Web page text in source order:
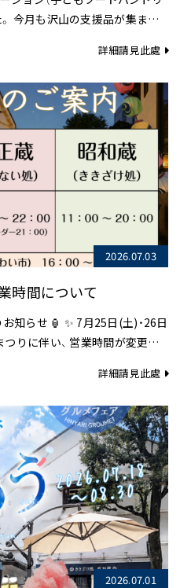
今月も沢山の支援品が集まり
詳細請見此處
2026.07.03
時間について
知らせ 🏮 ✨ 7月25日(土)・26日
りに伴い、 営業時間が変更と
詳細請見此處
2026.07.01